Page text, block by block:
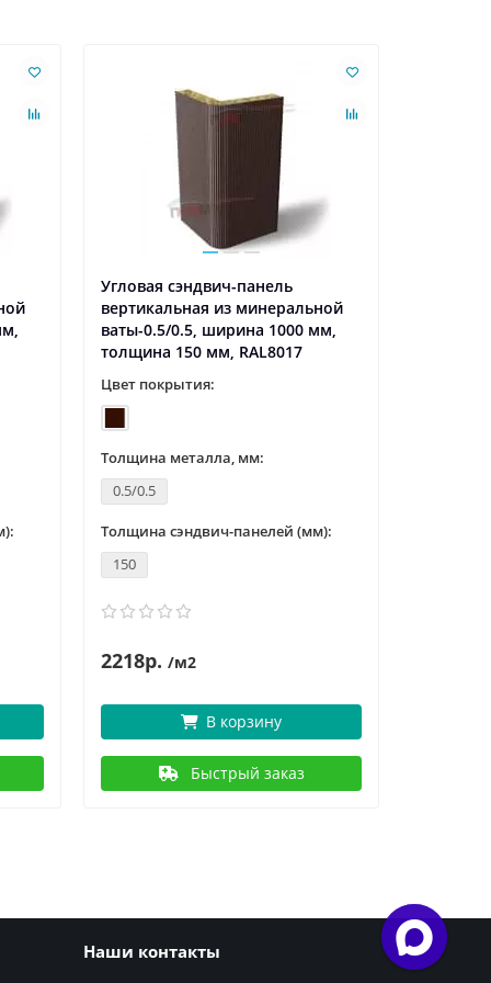
Угловая сэндвич-панель
вертикальная из минеральной
ваты-0.5/0.5, ширина 1000 мм,
толщина 150 мм, RAL8017
Цвет покрытия:
Толщина металла, мм:
0.5/0.5
Толщина сэндвич-панелей (мм):
150
2218р. /м2
В корзину
Быстрый заказ
Наши контакты